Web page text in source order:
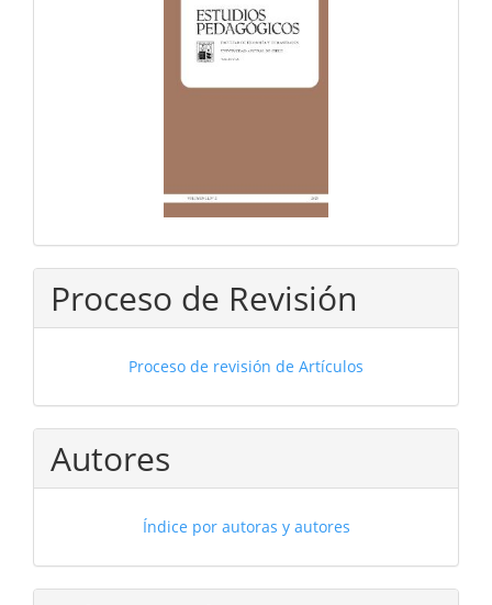
Proceso de Revisión
Proceso de revisión de Artículos
Autores
Índice por autoras y autores